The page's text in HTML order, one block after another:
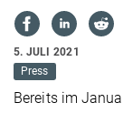
5. JULI 2021
Press
Bereits im